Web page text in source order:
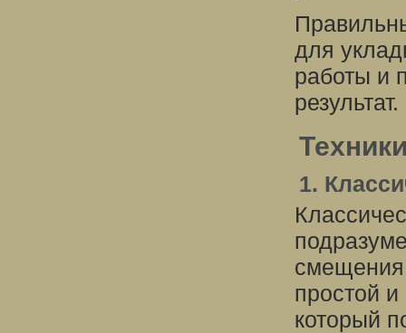
для
работы и
результат.
1.
простой
который